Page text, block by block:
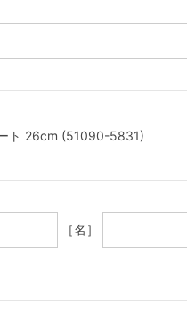
ト 26cm (51090-5831)
［名］